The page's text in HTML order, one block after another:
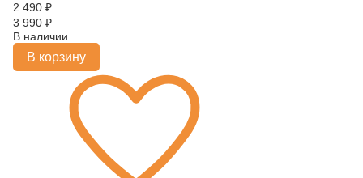
2 490 ₽
3 990 ₽
В наличии
В корзину